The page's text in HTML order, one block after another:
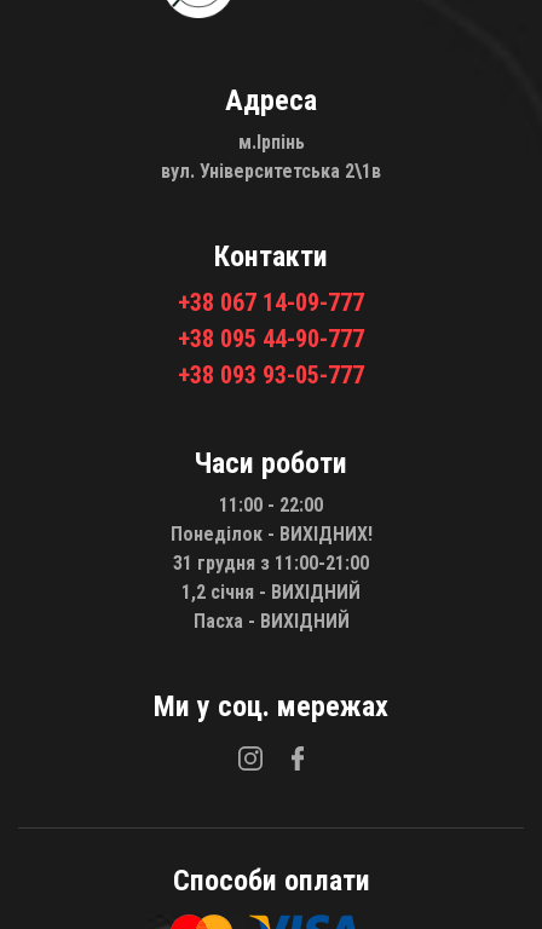
Адреса
м.Ірпінь
вул. Університетська 2\1в
Контакти
+38 067 14-09-777
+38 095 44-90-777
+38 093 93-05-777
Часи роботи
11:00 - 22:00
Понеділок - ВИХІДНИХ!
31 грудня з 11:00-21:00
1,2 січня - ВИХІДНИЙ
Пасха - ВИХІДНИЙ
Ми у соц. мережах
Способи оплати